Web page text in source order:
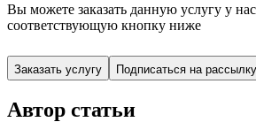
Вы можете заказать данную услугу у
соответствующую кнопку ниже
Заказать услугу Подписаться на рассылку
Автор статьи